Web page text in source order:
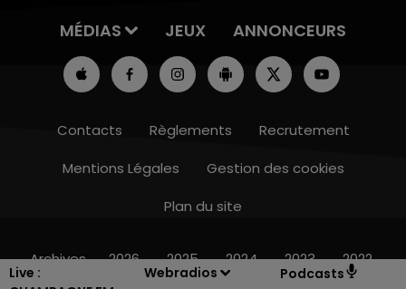
Live :
Webradios Podcasts
MÉDIAS
JEUX ANNONCEURS
Contacts Règlements
Recrutement
Mentions Légales
Gestion des cookies
Plan du site
Archives 2026 2025 2024 2023 2022